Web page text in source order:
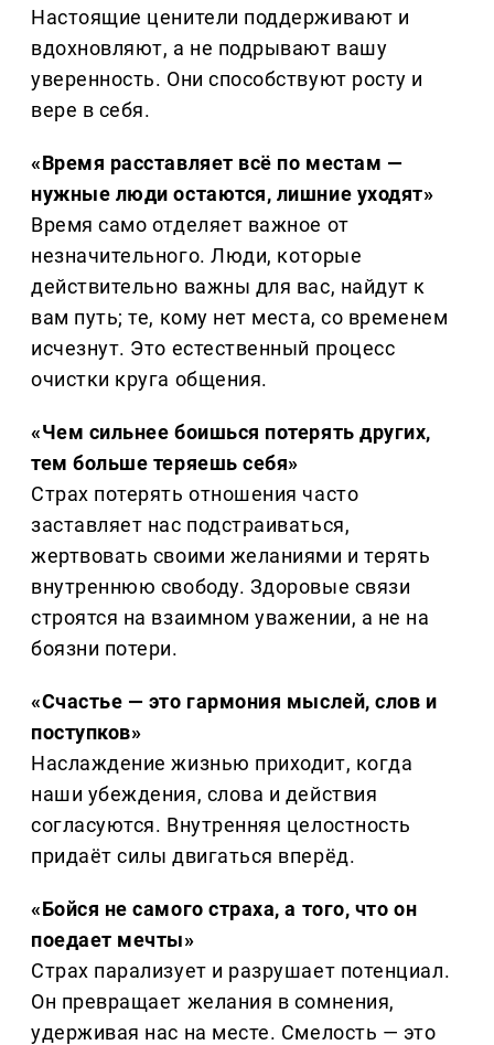
Настоящие ценители поддерживают и
вдохновляют, а не подрывают вашу
уверенность. Они способствуют росту и
вере в себя.
«Время расставляет всё по местам —
нужные люди остаются, лишние уходят»
Время само отделяет важное от
незначительного. Люди, которые
действительно важны для вас, найдут к
вам путь; те, кому нет места, со временем
исчезнут. Это естественный процесс
очистки круга общения.
«Чем сильнее боишься потерять других,
тем больше теряешь себя»
Страх потерять отношения часто
заставляет нас подстраиваться,
жертвовать своими желаниями и терять
внутреннюю свободу. Здоровые связи
строятся на взаимном уважении, а не на
боязни потери.
«Счастье — это гармония мыслей, слов и
поступков»
Наслаждение жизнью приходит, когда
наши убеждения, слова и действия
согласуются. Внутренняя целостность
придаёт силы двигаться вперёд.
«Бойся не самого страха, а того, что он
поедает мечты»
Страх парализует и разрушает потенциал.
Он превращает желания в сомнения,
удерживая нас на месте. Смелость — это